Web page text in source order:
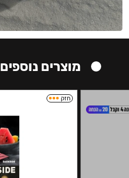
מוצרים נוספים
חזק